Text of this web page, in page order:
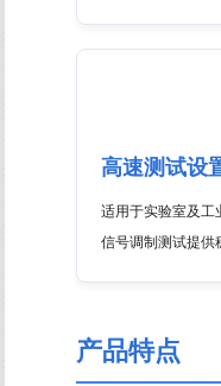
高速测试设
适用于实验室及工
信号调制测试提供
产品特点